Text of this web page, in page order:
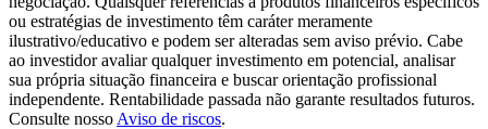
ou estratégias de investimento têm caráter meramente
ilustrativo/educativo e podem ser alteradas sem aviso prévio. Cabe
ao investidor avaliar qualquer investimento em potencial, analisar
sua própria situação financeira e buscar orientação profissional
independente. Rentabilidade passada não garante resultados futuros.
Consulte nosso Aviso de riscos.